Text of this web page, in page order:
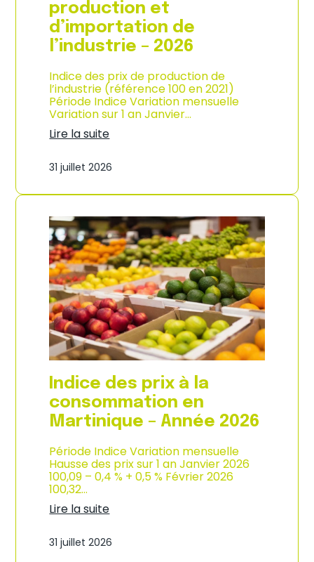
s
o
m
m
a
i
o
n
e
n
G
a
e
o
u
p
e
–
A
n
n
é
e
2
0
2
6
production et
d’importation de
l’industrie – 2026
Indice des prix de production de
l’industrie (référence 100 en 2021)
Période Indice Variation mensuelle
Variation sur 1 an Janvier…
Lire la suite
n
i
e
d
e
s
p
r
i
x
d
e
p
r
o
d
u
c
t
o
n
e
’
m
p
31 juillet 2026
Indice des prix à la
consommation en
Martinique – Année 2026
Période Indice Variation mensuelle
Hausse des prix sur 1 an Janvier 2026
100,09 – 0,4 % + 0,5 % Février 2026
100,32…
Lire la suite
n
31 juillet 2026